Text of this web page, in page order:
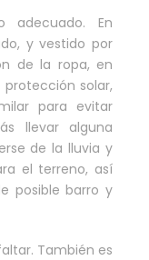
adecuado. En
y vestido por
de la ropa, en
solar,
para evitar
llevar alguna
de la lluvia y
el terreno, así
posible barro y
También es